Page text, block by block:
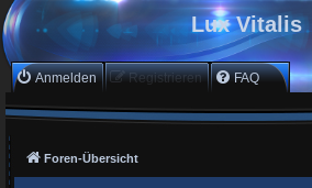
Lux Vitalis
Anmelden Registrieren FAQ
Foren-Übersicht